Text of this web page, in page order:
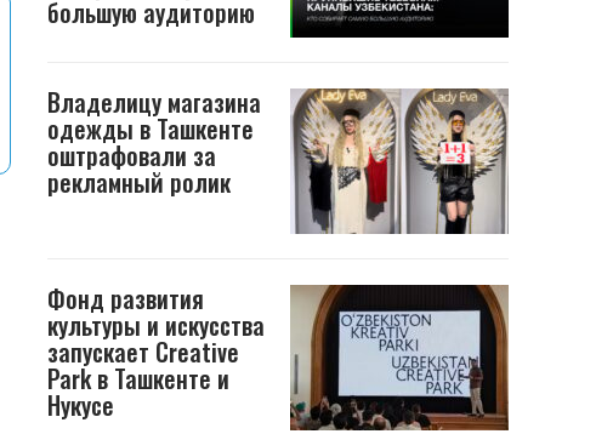
большую аудиторию
Владелицу магазина
одежды в Ташкенте
оштрафовали за
рекламный ролик
Фонд развития
культуры и искусства
запускает Creative
Park в Ташкенте и
Нукусе